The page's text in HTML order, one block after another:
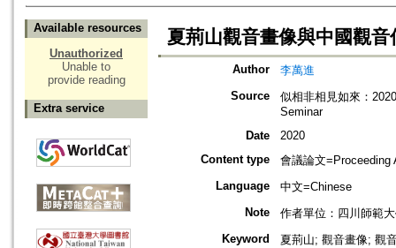
Available resources
Unauthorized
Unable to
provide reading
Extra service
夏荊山觀音畫像與中國觀音
Author
李萬進
Source
似相非相見如來：
Seminar
Date
2020
Content type
會議論文=Proceeding
Language
中文=Chinese
Note
作者單位：四川師範
Keyword
夏荊山; 觀音畫像; 觀